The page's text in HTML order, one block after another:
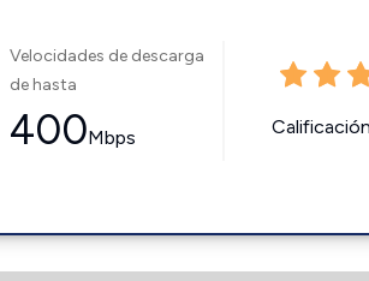
Velocidades de descarga
de hasta
400Mbps